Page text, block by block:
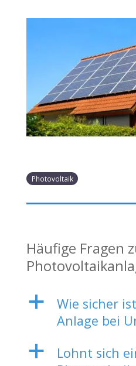
Photovoltaik
Häufige Fragen
a
Wie sicher
Anlage bei
a
Lohnt sich